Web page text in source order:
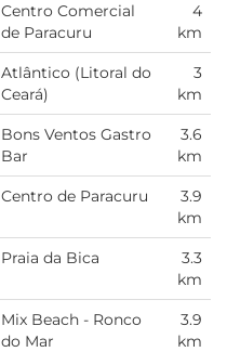
Centro Comercial
de Paracuru
4
km
Atlântico (Litoral do
Ceará)
3
km
Bons Ventos Gastro
Bar
3.6
km
Centro de Paracuru
3.9
km
Praia da Bica
3.3
km
Mix Beach - Ronco
do Mar
3.9
km